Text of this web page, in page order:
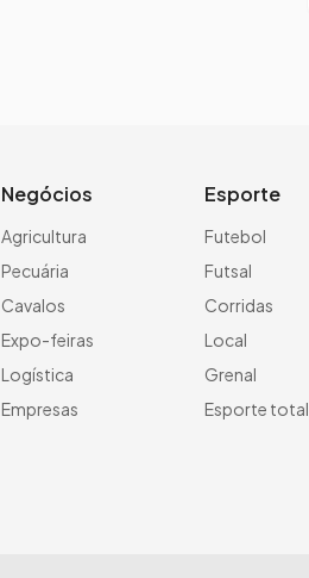
Negócios
Agricultura
Pecuária
Cavalos
Expo-feiras
Logística
Empresas
Esporte
Futebol
Futsal
Corridas
Local
Grenal
Esporte total